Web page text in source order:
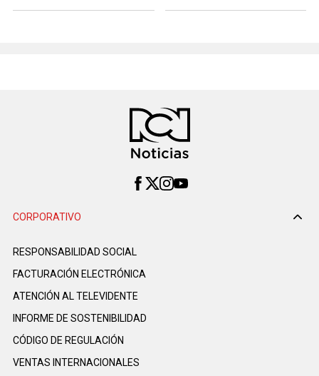
CORPORATIVO
RESPONSABILIDAD SOCIAL
FACTURACIÓN ELECTRÓNICA
ATENCIÓN AL TELEVIDENTE
INFORME DE SOSTENIBILIDAD
CÓDIGO DE REGULACIÓN
VENTAS INTERNACIONALES